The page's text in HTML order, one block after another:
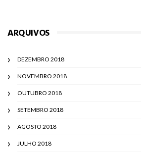
ARQUIVOS
DEZEMBRO 2018
NOVEMBRO 2018
OUTUBRO 2018
SETEMBRO 2018
AGOSTO 2018
JULHO 2018